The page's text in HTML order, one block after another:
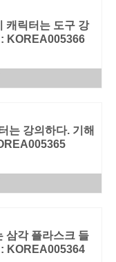
캐릭터는 도구 강
KOREA005366
는 강의하다. 기해
삼각 플라스크 들
KOREA005364